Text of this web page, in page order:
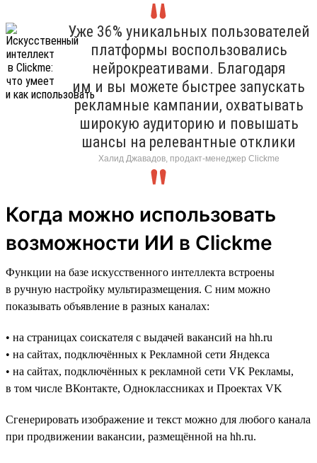
Уже 36% уникальных пользователей
платформы воспользовались
нейрокреативами. Благодаря
им и вы можете быстрее запускать
рекламные кампании, охватывать
широкую аудиторию и повышать
шансы на релевантные отклики
Халид Джавадов, продакт-менеджер Clickme
Когда можно использовать
возможности ИИ в Clickme
Функции на базе искусственного интеллекта встроены
в ручную настройку мультиразмещения. С ним можно
показывать объявление в разных каналах:
• на страницах соискателя с выдачей вакансий на hh.ru
• на сайтах, подключённых к Рекламной сети Яндекса
• на сайтах, подключённых к рекламной сети VK Рекламы,
в том числе ВКонтакте, Одноклассниках и Проектах VK
Сгенерировать изображение и текст можно для любого канала
при продвижении вакансии, размещённой на hh.ru.